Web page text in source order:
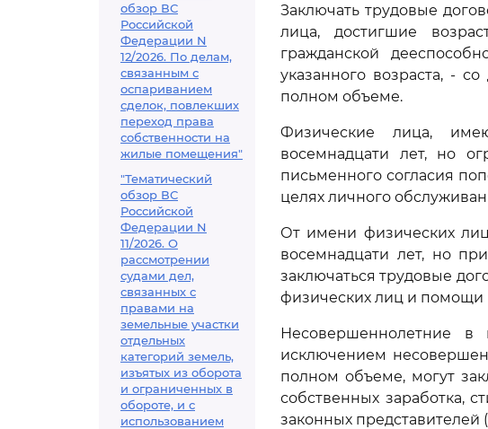
обзор ВС
Российской
Федерации N
12/2026. По делам,
связанным с
оспариванием
сделок, повлекших
переход права
собственности на
жилые помещения"
"Тематический
обзор ВС
Российской
Федерации N
11/2026. О
рассмотрении
судами дел,
связанных с
правами на
земельные участки
отдельных
категорий земель,
изъятых из оборота
и ограниченных в
обороте, и с
использованием
Заключать трудовые
лица, достигшие
гражданской
указанного возраста, -
полном объеме.
Физические лица,
восемнадцати лет, но
письменного согласия
целях личного
От имени физических
восемнадцати лет, но
заключаться трудовые
физических лиц и помощи
Несовершеннолетние в
исключением
полном объеме, могут
собственных заработка,
законных представителей